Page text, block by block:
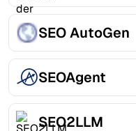
SEO AutoGen
SEOAgent
SEO2LLM